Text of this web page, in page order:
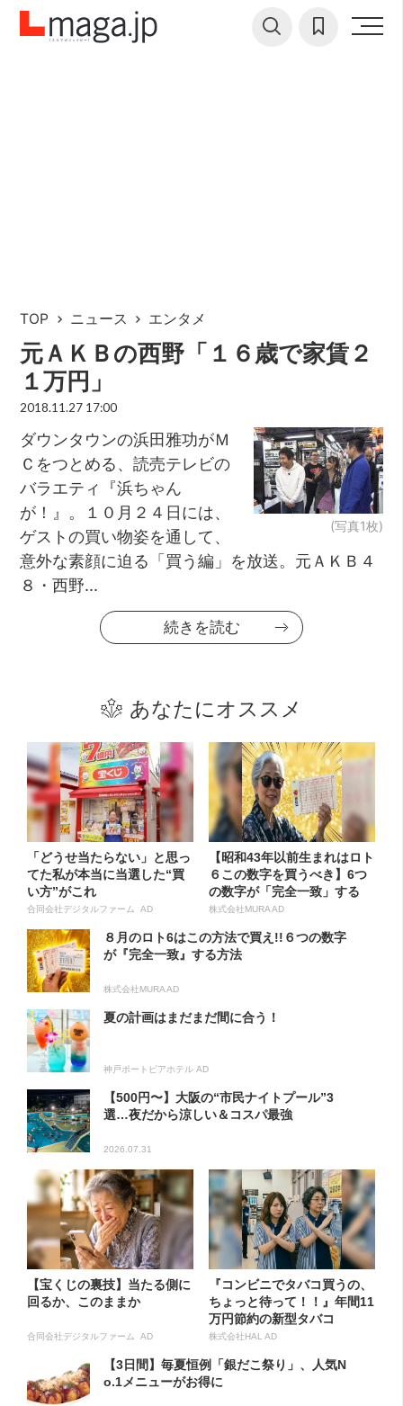
TOP ニュース エンタメ
元ＡＫＢの西野「１６歳で家賃２
１万円」
2018.11.27 17:00
(写真1枚)
ダウンタウンの浜田雅功がＭ
Ｃをつとめる、読売テレビの
バラエティ『浜ちゃん
が！』。１０月２４日には、
ゲストの買い物姿を通して、
意外な素顔に迫る「買う編」を放送。元ＡＫＢ４
８・西野...
続きを読む
あなたにオススメ
「どうせ当たらない」と思っ
てた私が本当に当選した“買
い方”がこれ
合同会社デジタルファーム AD
【昭和43年以前生まれはロト
６この数字を買うべき】6つ
の数字が「完全一致」する
方...
株式会社MURA AD
８月のロト6はこの方法で買え!!６つの数字
が『完全一致』する方法
株式会社MURA AD
夏の計画はまだまだ間に合う！
神戸ポートピアホテル AD
【500円〜】大阪の“市民ナイトプール”3
選…夜だから涼しい＆コスパ最強
2026.07.31
【宝くじの裏技】当たる側に
回るか、このままか
合同会社デジタルファーム AD
『コンビニでタバコ買うの、
ちょっと待って！！』年間11
万円節約の新型タバコ
株式会社HAL AD
【3日間】毎夏恒例「銀だこ祭り」、人気N
o.1メニューがお得に